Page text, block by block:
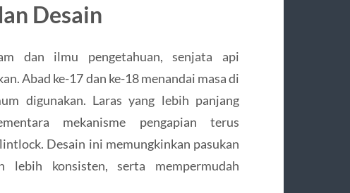
Desain
dan ilmu pengetahuan, senjata api
Abad ke-17 dan ke-18 menandai masa di
digunakan. Laras yang lebih panjang
mekanisme pengapian terus
Desain ini memungkinkan pasukan
lebih konsisten, serta mempermudah